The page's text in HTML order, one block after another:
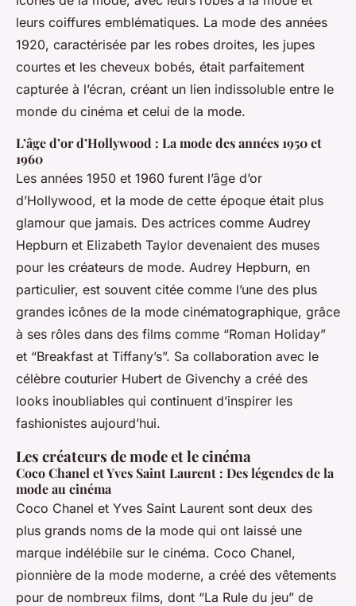
leurs coiffures emblématiques. La mode des années
1920, caractérisée par les robes droites, les jupes
courtes et les cheveux bobés, était parfaitement
capturée à l’écran, créant un lien indissoluble entre le
monde du cinéma et celui de la mode.
L’âge d’or d’Hollywood : La mode des années 1950 et
1960
Les années 1950 et 1960 furent l’âge d’or
d’Hollywood, et la mode de cette époque était plus
glamour que jamais. Des actrices comme Audrey
Hepburn et Elizabeth Taylor devenaient des muses
pour les créateurs de mode. Audrey Hepburn, en
particulier, est souvent citée comme l’une des plus
grandes icônes de la mode cinématographique, grâce
à ses rôles dans des films comme “Roman Holiday”
et “Breakfast at Tiffany’s”. Sa collaboration avec le
célèbre couturier Hubert de Givenchy a créé des
looks inoubliables qui continuent d’inspirer les
fashionistes aujourd’hui.
Les créateurs de mode et le cinéma
Coco Chanel et Yves Saint Laurent : Des légendes de la
mode au cinéma
Coco Chanel et Yves Saint Laurent sont deux des
plus grands noms de la mode qui ont laissé une
marque indélébile sur le cinéma. Coco Chanel,
pionnière de la mode moderne, a créé des vêtements
pour de nombreux films, dont “La Rule du jeu” de